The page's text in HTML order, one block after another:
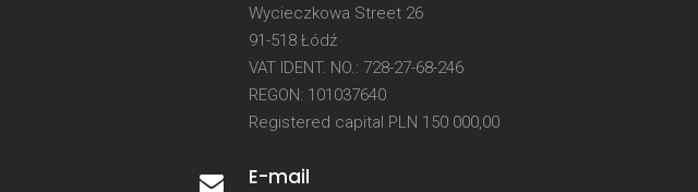
Wycieczkowa Street 26
91-518 Łódź
VAT IDENT. NO.: 728-27-68-246
REGON: 101037640
Registered capital PLN 150 000,00
E-mail